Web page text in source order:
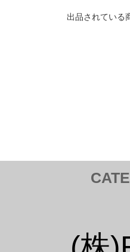
出品されている
Injection kit ／ インジェクシ